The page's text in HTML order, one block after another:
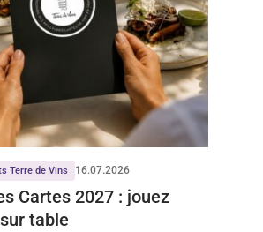
Terre de Vins 16.07.2026
Cartes 2027 : jouez
table